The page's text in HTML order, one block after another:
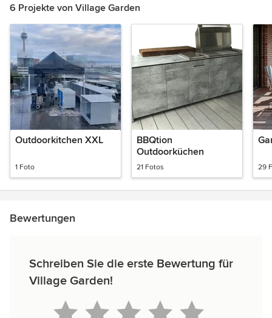
6 Projekte von Village Garden
Outdoorkitchen XXL
1 Foto
BBQtion
Outdoorküchen
21 Fotos 29
Bewertungen
Schreiben Sie die erste Bewertung für
Village Garden!